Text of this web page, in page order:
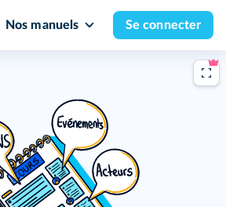
Nos manuels Se connecter